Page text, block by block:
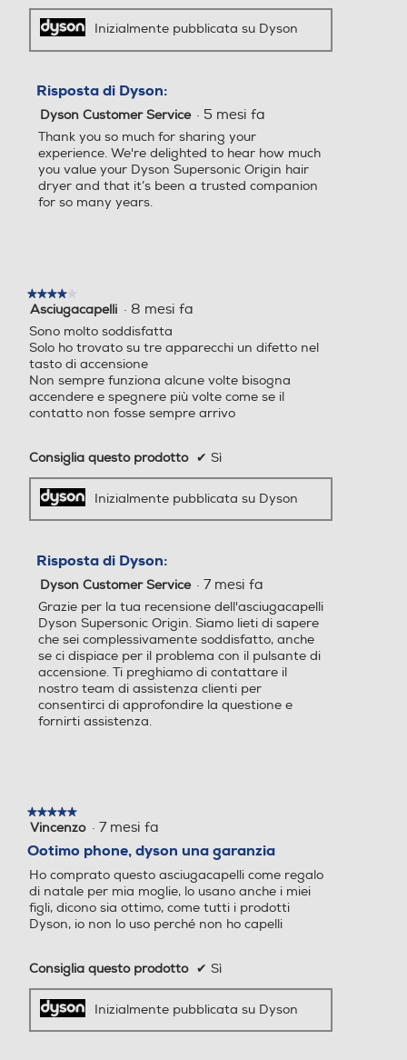
Inizialmente pubblicata su Dyson
Risposta di Dyson:
Dyson Customer Service · 5 mesi fa
Thank you so much for sharing your
experience. We're delighted to hear how much
you value your Dyson Supersonic Origin hair
dryer and that it’s been a trusted companion
for so many years.
★★★★★
★★★★★
4
Asciugacapelli · 8 mesi fa
Sono molto soddisfatta
Solo ho trovato su tre apparecchi un difetto nel
tasto di accensione
Non sempre funziona alcune volte bisogna
accendere e spegnere più volte come se il
contatto non fosse sempre arrivo
Consiglia questo prodotto ✔ Sì
Inizialmente pubblicata su Dyson
Risposta di Dyson:
Dyson Customer Service · 7 mesi fa
Grazie per la tua recensione dell'asciugacapelli
Dyson Supersonic Origin. Siamo lieti di sapere
che sei complessivamente soddisfatto, anche
se ci dispiace per il problema con il pulsante di
accensione. Ti preghiamo di contattare il
nostro team di assistenza clienti per
consentirci di approfondire la questione e
fornirti assistenza.
★★★★★
★★★★★
5
5
stelle.
Vincenzo · 7 mesi fa
Ootimo phone, dyson una garanzia
Ho comprato questo asciugacapelli come regalo
di natale per mia moglie, lo usano anche i miei
figli, dicono sia ottimo, come tutti i prodotti
Dyson, io non lo uso perché non ho capelli
Consiglia questo prodotto ✔ Sì
Inizialmente pubblicata su Dyson